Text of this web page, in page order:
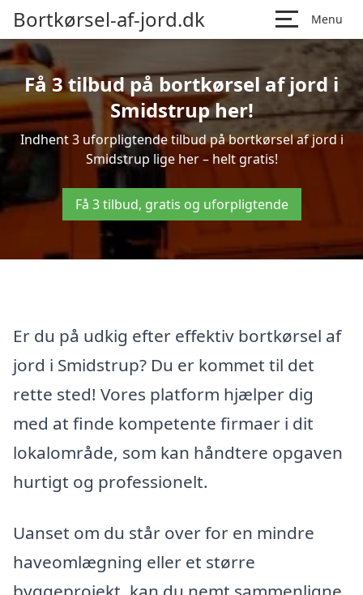
Bortkørsel-af-jord.dk Menu
Få 3 tilbud på bortkørsel af jord i
Smidstrup her!
Indhent 3 uforpligtende tilbud på bortkørsel af jord i
Smidstrup lige her – helt gratis!
Få 3 tilbud, gratis og uforpligtende
Er du på udkig efter effektiv bortkørsel af
jord i Smidstrup? Du er kommet til det
rette sted! Vores platform hjælper dig
med at finde kompetente firmaer i dit
lokalområde, som kan håndtere opgaven
hurtigt og professionelt.
Uanset om du står over for en mindre
haveomlægning eller et større